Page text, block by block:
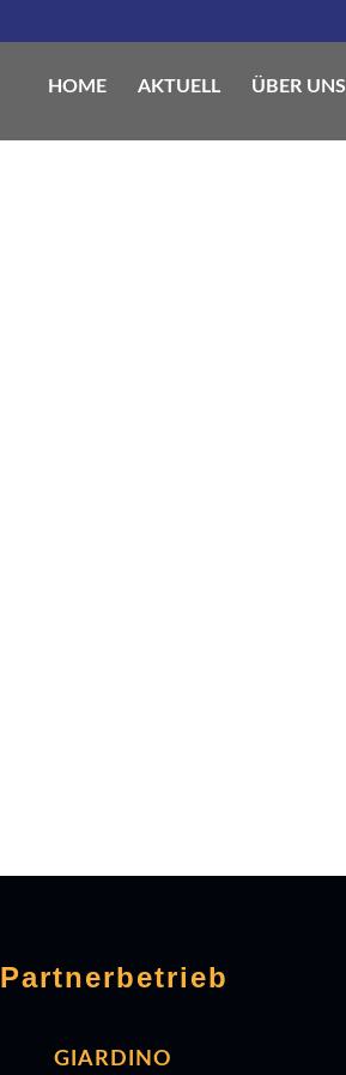
HOME AKTUELL ÜBER UNS
Partnerbetrieb
GIARDINO